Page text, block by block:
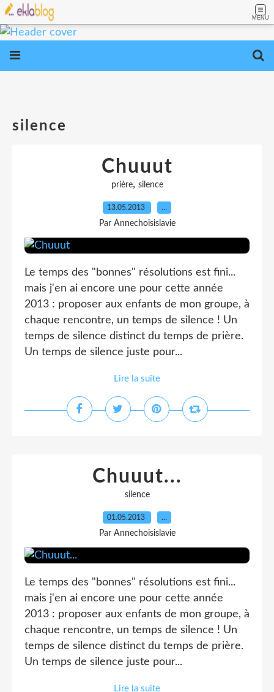
MENU
silence
Chuuut
prière, silence
13.05.2013 …
Par Annechoisislavie
Le temps des "bonnes" résolutions est fini...
mais j'en ai encore une pour cette année
2013 : proposer aux enfants de mon groupe, à
chaque rencontre, un temps de silence ! Un
temps de silence distinct du temps de prière.
Un temps de silence juste pour...
Lire la suite
Chuuut...
silence
01.05.2013 …
Par Annechoisislavie
Le temps des "bonnes" résolutions est fini...
mais j'en ai encore une pour cette année
2013 : proposer aux enfants de mon groupe, à
chaque rencontre, un temps de silence ! Un
temps de silence distinct du temps de prière.
Un temps de silence juste pour...
Lire la suite